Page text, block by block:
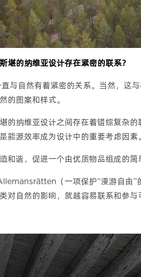
堪的纳维亚设计存在紧密的联系？
与自然有着紧密的关系。当然，这
的图案和样式。
的纳维亚设计之间存在着错综复杂
能源效率成为设计中的重要考虑因
和谐，促进一个由优质物品组成的
（一项保护“漫游自由”
对自然的影响，就越容易联系和参与